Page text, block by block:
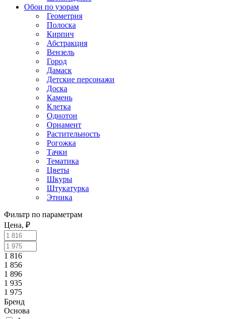
Обои по узорам
Геометрия
Полоска
Кирпич
Абстракция
Вензель
Город
Дамаск
Детские персонажи
Доска
Камень
Клетка
Однотон
Орнамент
Растительность
Рогожка
Тачки
Тематика
Цветы
Шкуры
Штукатурка
Этника
Фильтр по параметрам
Цена, ₽
1 816
1 856
1 896
1 935
1 975
Бренд
Основа